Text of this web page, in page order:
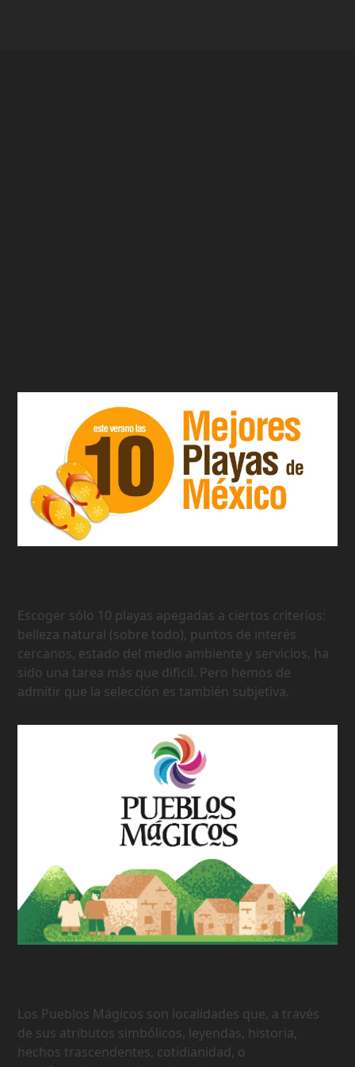
Escoger sólo 10 playas apegadas a ciertos criterios:
belleza natural (sobre todo), puntos de interés
cercanos, estado del medio ambiente y servicios, ha
sido una tarea más que dificil. Pero hemos de
admitir que la selección es también subjetiva.
Los Pueblos Mágicos son localidades que, a través
de sus atributos simbólicos, leyendas, historia,
hechos trascendentes, cotidianidad, o